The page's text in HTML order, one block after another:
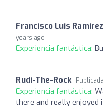
Francisco Luis
years ago
Experiencia fantástica:
Rudi-The-Rock
Experiencia fantástica:
there and really enjoyed